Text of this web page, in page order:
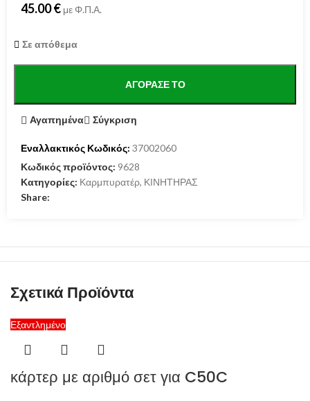
45.00€ με Φ.Π.Α.
Σε απόθεμα
ΑΓΌΡΑΣΕ ΤΟ
Αγαπημένα Σύγκριση
Εναλλακτικός Κωδικός: 37002060
Κωδικός προϊόντος: 9628
Κατηγορίες: Καρμπυρατέρ, ΚΙΝΗΤΗΡΑΣ
Share:
Σχετικά Προϊόντα
Εξαντλημένο
κάρτερ με αριθμό σετ για C50C